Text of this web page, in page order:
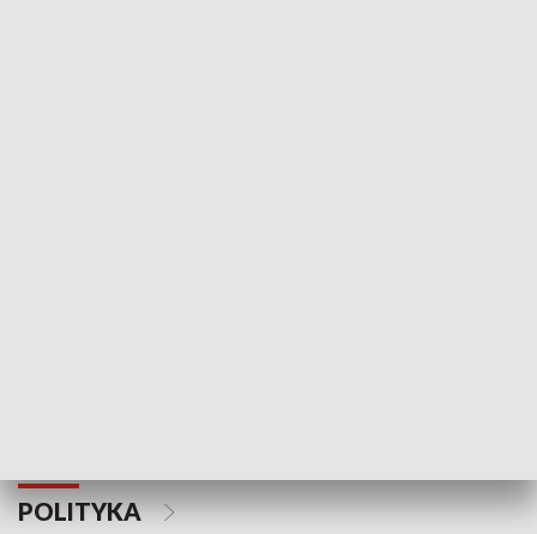
POLITYKA